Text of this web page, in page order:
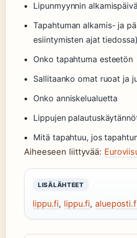
Lipunmyynnin alkamispäivä
Tapahtuman alkamis- ja
esiintymisten ajat tiedossa)
Onko tapahtuma esteetön
Sallitaanko omat ruoat ja
Onko anniskelualuetta
Lippujen
Mitä tapahtuu, jos
Aiheeseen liittyvää:
LISÄLÄHTEET
lippu.fi, lippu.fi,